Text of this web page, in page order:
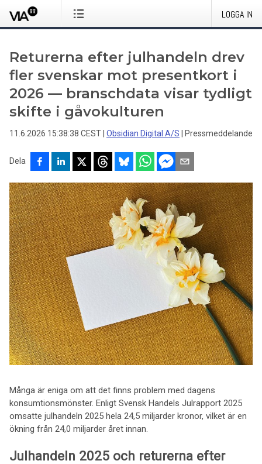
LOGGA IN
Returerna efter julhandeln drev
fler svenskar mot presentkort i
2026 — branschdata visar tydligt
skifte i gåvokulturen
11.6.2026 15:38:38 CEST Obsidian Digital A/S Pressmeddelande
Dela
Många är eniga om att det finns problem med dagens
konsumtionsmönster. Enligt Svensk Handels Julrapport 2025
omsatte julhandeln 2025 hela 24,5 miljarder kronor, vilket är en
ökning från 24,0 miljarder året innan.
Julhandeln 2025 och returerna efter